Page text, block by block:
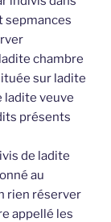
sepmances
chambre
sur ladite
ladite veuve
présents
de ladite
au
rien réserver
appellé les